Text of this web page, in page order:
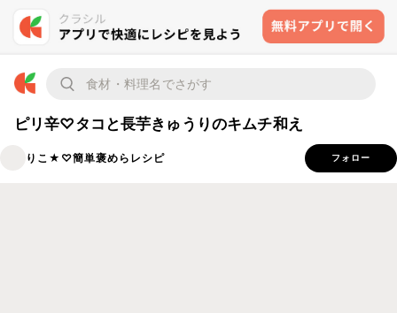
ピリ辛♡タコと長芋きゅうりのキムチ和え
りこ★♡簡単褒めらレシピ フォロー